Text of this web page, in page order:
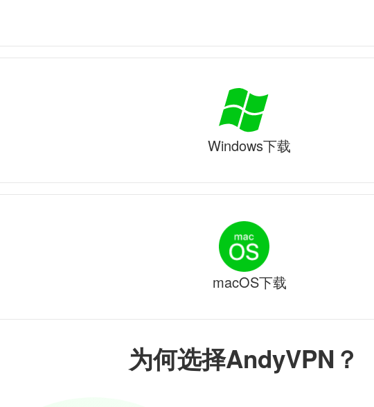
为何选择AndyVPN？
Windows下载
macOS下载